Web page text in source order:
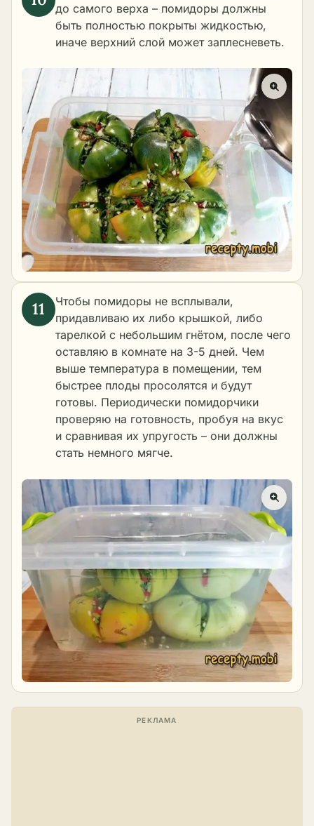
до самого верха – помидоры должны
быть полностью покрыты жидкостью,
иначе верхний слой может заплесневеть.
Чтобы помидоры не всплывали,
придавливаю их либо крышкой, либо
тарелкой с небольшим гнётом, после чего
оставляю в комнате на 3-5 дней. Чем
выше температура в помещении, тем
быстрее плоды просолятся и будут
готовы. Периодически помидорчики
проверяю на готовность, пробуя на вкус
и сравнивая их упругость – они должны
стать немного мягче.